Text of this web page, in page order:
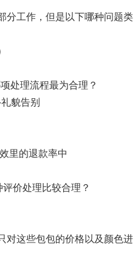
分工作，但是以下哪种问题类
处理流程最为合理？
貌告别
里的退款率中
价处理比较合理？
对这些包包的价格以及颜色进